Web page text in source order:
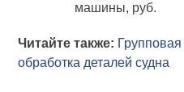
машины, руб.
Читайте также:
обработка деталей судна